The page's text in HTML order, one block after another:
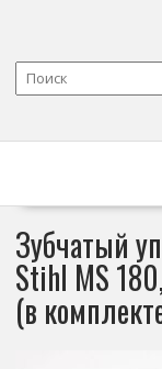
Зубчатый
Stihl MS
(в